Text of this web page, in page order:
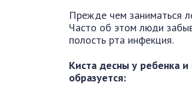
Прежде чем заниматься
Часто об этом люди
полость рта инфекция.
Киста десны у ребенка и
образуется: